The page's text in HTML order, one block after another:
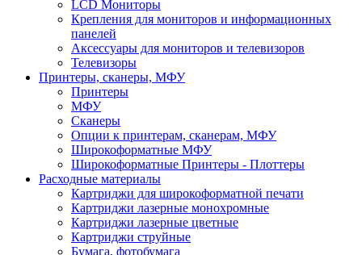
LCD Мониторы
Крепления для мониторов и информационных
панелей
Аксессуары для мониторов и телевизоров
Телевизоры
Принтеры, сканеры, МФУ
Принтеры
МФУ
Сканеры
Опции к принтерам, сканерам, МФУ
Широкоформатные МФУ
Широкоформатные Принтеры - Плоттеры
Расходные материалы
Картриджи для широкоформатной печати
Картриджи лазерные монохромные
Картриджи лазерные цветные
Картриджи струйные
Бумага, фотобумага